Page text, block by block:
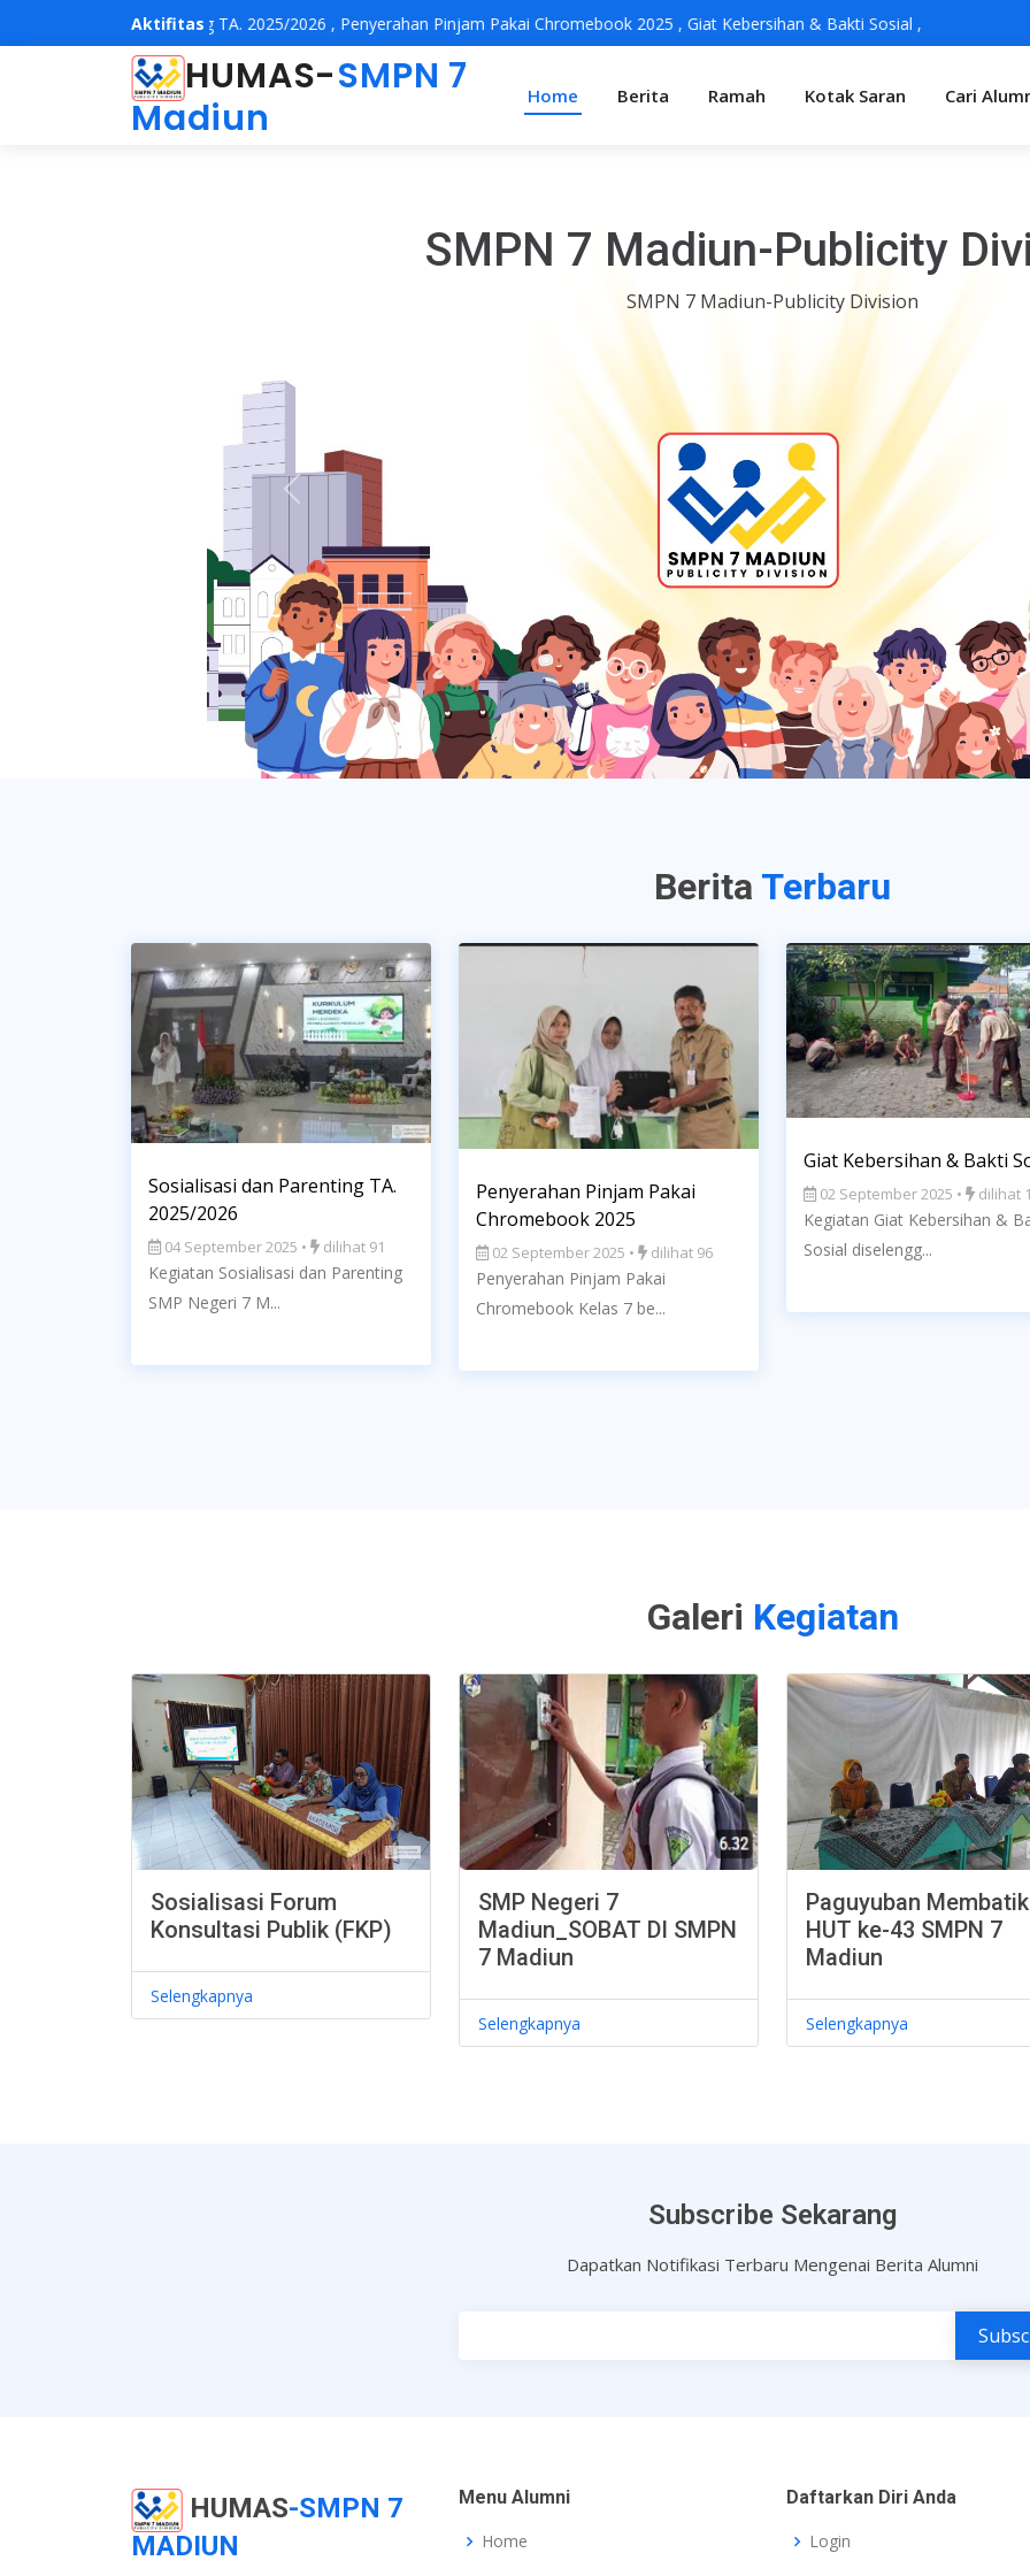
Aktifitas
dan Parenting TA. 2025/2026,Penyerahan Pinjam Pakai Chromebook 2025,Giat Kebersihan & Bakti Sosial,
HUMAS-SMPN 7
Madiun
Home Berita Ramah Kotak Saran Cari
SMPN 7 Madiun-Publicity
SMPN 7 Madiun-Publicity Division
Previous
Berita Terbaru
Sosialisasi dan Parenting TA.
2025/2026
04 September 2025 • dilihat 91
Kegiatan Sosialisasi dan Parenting
SMP Negeri 7 M...
Penyerahan Pinjam Pakai
Chromebook 2025
02 September 2025 • dilihat 96
Penyerahan Pinjam Pakai
Chromebook Kelas 7 be...
Giat Kebersihan & Bakti
02 September 2025 • dilihat
Kegiatan Giat Kebersihan &
Sosial diselengg...
Galeri Kegiatan
Sosialisasi Forum
Konsultasi Publik (FKP)
Selengkapnya
SMP Negeri 7
Madiun_SOBAT DI SMPN
7 Madiun
Selengkapnya
Paguyuban
HUT ke-43 SMPN 7
Madiun
Selengkapnya
Subscribe Sekarang
Dapatkan Notifikasi Terbaru Mengenai Berita Alumni
HUMAS-SMPN 7
MADIUN
Menu Alumni
Home
Daftarkan Diri Anda
Login